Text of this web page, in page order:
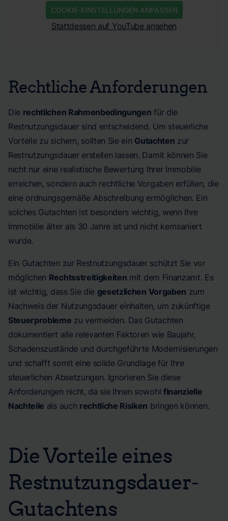
COOKIE-EINSTELLUNGEN ANPASSEN
Stattdessen auf YouTube ansehen
Rechtliche Anforderungen
Die rechtlichen Rahmenbedingungen für die
Restnutzungsdauer sind entscheidend. Um steuerliche
Vorteile zu sichern, sollten Sie ein Gutachten zur
Restnutzungsdauer erstellen lassen. Damit können Sie
nicht nur eine realistische Bewertung Ihrer Immobilie
erreichen, sondern auch rechtliche Vorgaben erfüllen, die
eine ordnungsgemäße Abschreibung ermöglichen. Ein
solches Gutachten ist besonders wichtig, wenn Ihre
Immobilie älter als 30 Jahre ist und nicht kernsaniert
wurde.
Ein Gutachten zur Restnutzungsdauer schützt Sie vor
möglichen Rechtsstreitigkeiten mit dem Finanzamt. Es
ist wichtig, dass Sie die gesetzlichen Vorgaben zum
Nachweis der Nutzungsdauer einhalten, um zukünftige
Steuerprobleme zu vermeiden. Das Gutachten
dokumentiert alle relevanten Faktoren wie Baujahr,
Schadenszustände und durchgeführte Modernisierungen
und schafft somit eine solide Grundlage für Ihre
steuerlichen Absetzungen. Ignorieren Sie diese
Anforderungen nicht, da sie Ihnen sowohl finanzielle
Nachteile als auch rechtliche Risiken bringen können.
Die Vorteile eines
Restnutzungsdauer-
Gutachtens